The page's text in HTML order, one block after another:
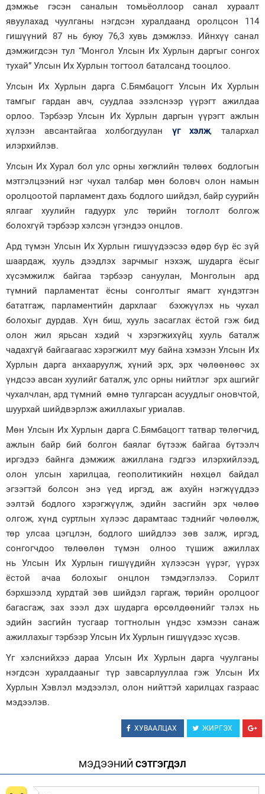
дэмжье гэсэн саналын томьёоллоор санал хураалт
явуулахад чуулганы нэгдсэн хуралдаанд оролцсон 114
гишүүний 87 нь буюу 76,3 хувь дэмжлээ. Ийнхүү санал
дэмжигдсэн тул “Монгол Улсын Их Хурлын даргыг сонгох
тухай” Улсын Их Хурлын тогтоол баталсанд тооцлоо.
Улсын Их Хурлын дарга С.Бямбацогт Улсын Их Хурлын
тамгыг гардан авч, суудлаа эзэлснээр үүрэгт ажилдаа
орлоо. Тэрбээр Улсын Их Хурлын даргын үүрэгт ажлын
хүлээн авсантайгаа холбогдуулан үг хэлж, талархал
илэрхийлэв.
Улсын Их Хурал бол улс орны хөгжлийн төлөөх бодлогын
мэтгэлцээний нэг чухал талбар мөн боловч олон намын
оролцоотой парламент дахь бодлого шийдэл, байр суурийн
ялгааг хуулийн гадуурх улс төрийн тоглолт болгож
болохгүй тэрбээр хэлсэн үгэндээ онцлов.
Ард түмэн Улсын Их Хурлын гишүүдээсээ өдөр бүр ёс зүй
шаардаж, хууль дээдлэх зарчмыг нэхэж, шударга ёсыг
хүсэмжилж байгаа тэрбээр сануулан, Монголын ард
түмний парламентат ёсны сонголтыг ямагт хүндэтгэн
бататгаж, парламентийн дархлааг бэхжүүлэх нь чухал
болохыг дурдав. Хүн биш, хууль засаглах ёстой гэж бид
олон жил ярьсан хэдий ч хэрэгжихүйц хууль баталж
чадахгүй байгаагаас хэрэгжилт муу байна хэмээн Улсын Их
Хурлын дарга анхааруулж, хүний эрх, эрх чөлөөнөөс эх
үндсээ авсан хуулийг баталж, улс орны нийтлэг эрх ашгийг
чухалчлан, ард түмний өмнө тулгарсан асуудлыг оновчтой,
шуурхай шийдвэрлэж ажиллахыг уриалав.
Мөн Улсын Их Хурлын дарга С.Бямбацогт татвар төлөгчид,
ажлын байр бий болгон баялаг бүтээж байгаа бүтээлч
иргэдээ байнга дэмжиж ажиллана гэдгээ илэрхийлээд,
олон улсын харилцаа, геополитикийн нөхцөл байдал
эгзэгтэй болсон энэ үед иргэд, аж ахуйн нэгжүүддээ
ээлтэй бодлого хэрэгжүүлж, эдийн засгийн эрх чөлөө
олгож, хүнд суртлын хүлээс дарамтаас тэднийг чөлөөлж,
төр улсаа цэгцлэн, бодлого шийдлээ зөв залж, иргэд,
сонгогчдоо төлөөлөн түмэн олноо түшиж ажиллах
нь Улсын Их Хурлын гишүүдийн хүлээсэн үүрэг, үүрэх
ёстой ачаа болохыг онцлон тэмдэглэлээ. Сорилт
бэрхшээлд хурдтай зөв шийдэл гаргаж, төрийн оролцоог
багасгаж, зах зээл дэх шударга өрсөлдөөнийг тэлэх нь
эдийн засгийн тусгаар тогтнолын үндэс хэмээн санаж
ажиллахыг тэрбээр Улсын Их Хурлын гишүүдээс хүсэв.
Үг хэлснийхээ дараа Улсын Их Хурлын дарга чуулганы
нэгдсэн хуралдааныг түр завсарлууллаа гэж Улсын Их
Хурлын Хэвлэл мэдээлэл, олон нийттэй харилцах газраас
мэдээлэв.
ХУВААЛЦАХ ЖИРГЭХ
МЭДЭЭНИЙ СЭТГЭГДЭЛ